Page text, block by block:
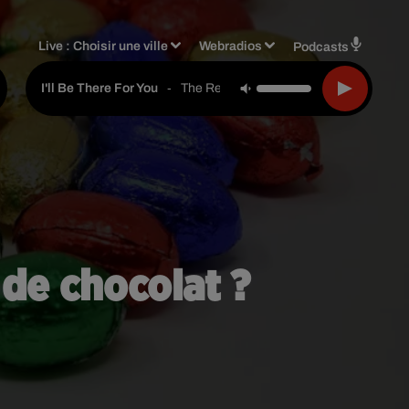
Live :Choisir une ville Webradios Podcasts
I'll Be There For You - The Rembrandts
chocolat ?